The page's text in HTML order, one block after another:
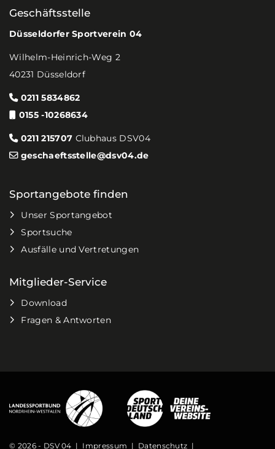
Geschäftsstelle
Düsseldorfer Sportverein 04
Wilhelm-Heinrich-Weg 2
40231 Düsseldorf
0211 5834862
0155 -10268634
0211 215707 Clubhaus DSV04
geschaeftsstelle@dsv04.de
Sportangebote finden
Unser Sportangebot
Sportsuche
Ausfälle und Vertretungen
Mitglieder-Service
Download
Fragen & Antworten
© 2026 - DSV 04 | Impressum | Datenschutz |